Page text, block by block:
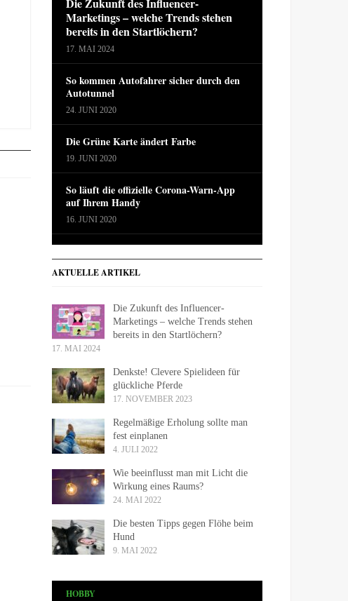
Marketings – welche Trends stehen
bereits in den Startlöchern?
17. MAI 2024
So kommen Autofahrer sicher durch den
Autotunnel
24. JUNI 2020
Die Grüne Karte ändert Farbe
19. JUNI 2020
So läuft die offizielle Corona-Warn-App
auf Ihrem Handy
16. JUNI 2020
AKTUELLE ARTIKEL
Die Zukunft des Influencer-
Marketings – welche Trends stehen
bereits in den Startlöchern?
17. MAI 2024
Denkste! Clevere Spielideen für
glückliche Pferde
17. NOVEMBER 2023
Regelmäßige Erholung sollte man
fest einplanen
4. JULI 2022
Wie beeinflusst man mit Licht die
Wirkung eines Raums?
24. MAI 2022
Die besten Tipps gegen Flöhe beim
Hund
9. MAI 2022
HOBBY